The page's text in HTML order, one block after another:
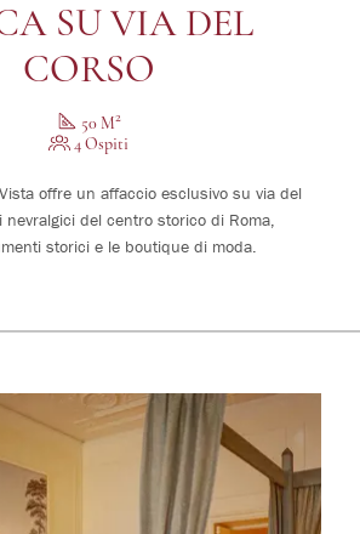
SU VIA DEL
CORSO
50 M2
4 Ospiti
offre un affaccio esclusivo su via del
del centro storico di Roma,
storici e le boutique di moda.